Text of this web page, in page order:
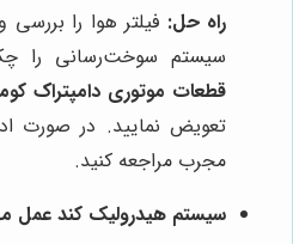
راه حل: فیلتر هوا را
سیستم سوخت‌رسانی را
قطعات موتوری دامپتراک
تعویض نمایید. در صورت
مجرب مراجعه کنید.
سیستم هیدرولیک کند عمل